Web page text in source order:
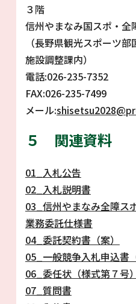
３階
信州やまなみ国スポ・全
（長野県観光スポーツ
施設調整課内）
電話:026-235-7352
FAX:026-235-7499
メール:
５ 関連資料
01_入札公告
02_入札説明書
03_信州やまなみ全障ス
業務委託仕様書
04_委託契約書（案）
05_一般競争入札申込書
06_委任状（様式第７号）
07_質問書